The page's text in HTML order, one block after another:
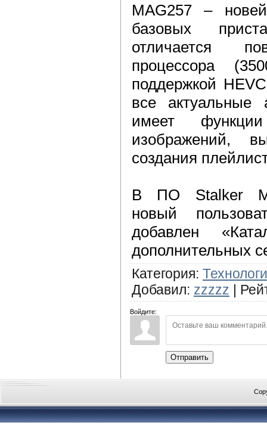
MAG257 –
базовых
отличается
процессора
поддержкой
все
имеет
изображений,
создания
В ПО Stalker
новый
добавлен
дополнительных
Категория:
Добавил: zzzzz |
Войдите:
Отправить